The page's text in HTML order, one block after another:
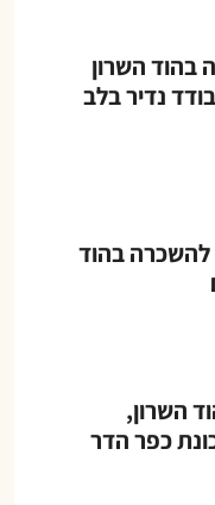
בהוד השרון
נדיר בלב
בהוד
השרון,
כפר הדר